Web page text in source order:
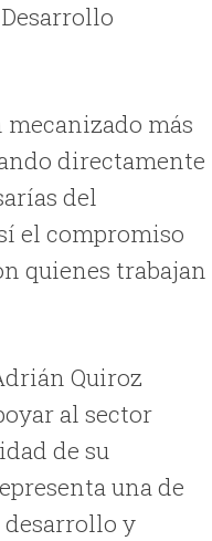
mecanizado más
directamente
del
el compromiso
quienes trabajan
Quiroz
al sector
de su
una de
y